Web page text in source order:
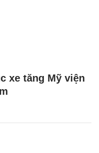
xe tăng Mỹ viện